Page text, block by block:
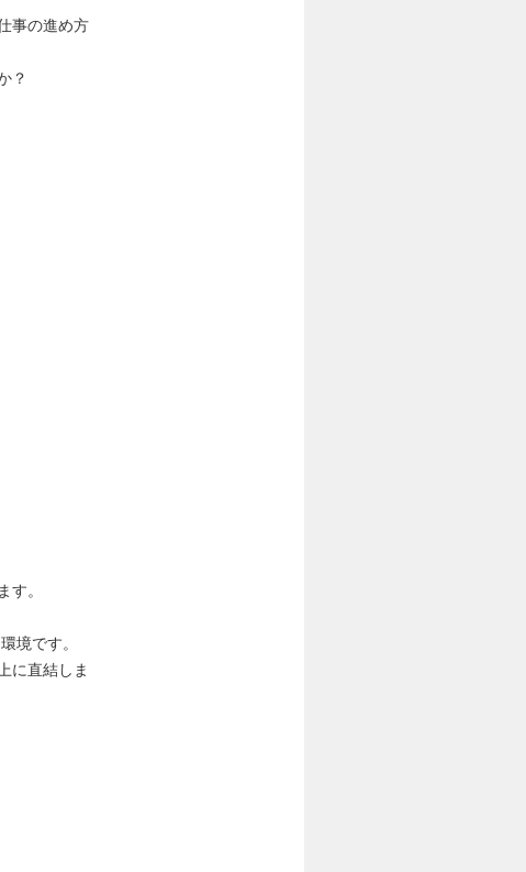
事の進め方
？
す。
境です。
に直結しま